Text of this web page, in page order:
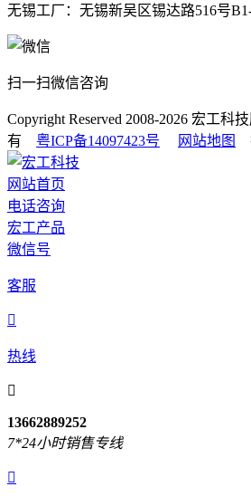
无锡工厂：无锡新吴区锡达路516号
扫一扫微信咨询
Copyright Reserved 2008-2026 宏工科
有 粤ICP备14097423号 网站地图
网站首页
电话咨询
宏工产品
微信号
客服

热线

13662889252
7*24小时销售专线
